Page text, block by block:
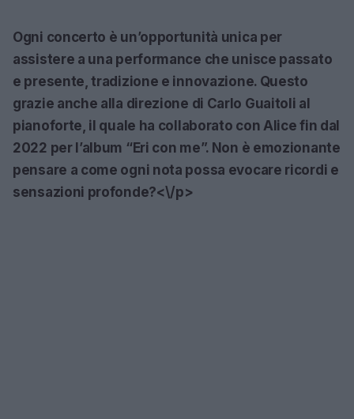
Ogni concerto è un’opportunità unica per
assistere a una performance che unisce passato
e presente, tradizione e innovazione. Questo
grazie anche alla direzione di Carlo Guaitoli al
pianoforte, il quale ha collaborato con Alice fin dal
2022 per l’album “Eri con me”. Non è emozionante
pensare a come ogni nota possa evocare ricordi e
sensazioni profonde?<\/p>